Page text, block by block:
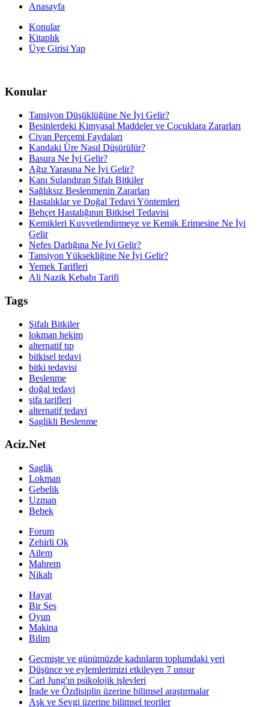
Anasayfa
Konular
Kitaplık
Üye Girisi Yap
Konular
Tansiyon Düşüklüğüne Ne İyi Gelir?
Besinlerdeki Kimyasal Maddeler ve Çocuklara Zararları
Civan Perçemi Faydaları
Kandaki Üre Nasıl Düşürülür?
Basura Ne İyi Gelir?
Ağız Yarasına Ne İyi Gelir?
Kanı Sulandıran Şifalı Bitkiler
Sağlıksız Beslenmenin Zararları
Hastalıklar ve Doğal Tedavi Yöntemleri
Behçet Hastalığının Bitkisel Tedavisi
Kemikleri Kuvvetlendirmeye ve Kemik Erimesine Ne İyi
Gelir
Nefes Darlığına Ne İyi Gelir?
Tansiyon Yüksekliğine Ne İyi Gelir?
Yemek Tarifleri
Ali Nazik Kebabı Tarifi
Tags
Şifalı Bitkiler
lokman hekim
alternatif tıp
bitkisel tedavi
bitki tedavisi
Beslenme
doğal tedavi
şifa tarifleri
alternatif tedavi
Saglikli Beslenme
Aciz.Net
Saglik
Lokman
Gebelik
Uzman
Bebek
Forum
Zehirli Ok
Ailem
Mahrem
Nikah
Hayat
Bir Ses
Oyun
Makina
Bilim
Geçmişte ve günümüzde kadınların toplumdaki yeri
Düşünce ve eylemlerimizi etkileyen 7 unsur
Carl Jung'ın psikolojik işlevleri
İrade ve Özdisiplin üzerine bilimsel araştırmalar
Aşk ve Sevgi üzerine bilimsel teoriler